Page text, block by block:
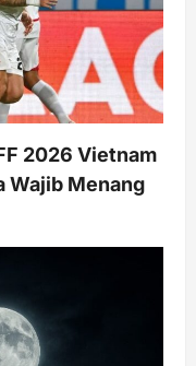
2026 Vietnam
Wajib Menang